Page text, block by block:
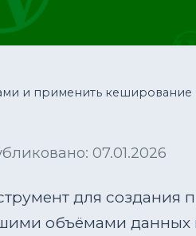
и применить кеширование
07.01.2026
для создания
объёмами данных